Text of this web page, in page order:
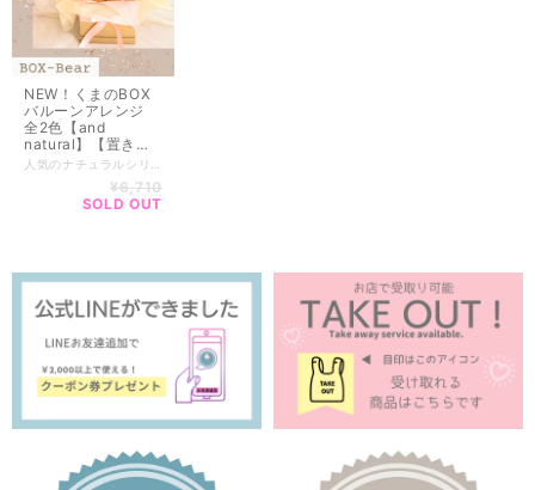
NEW！くまのBOX
バルーンアレンジ
全2色【and
natural】【置き
型】【誕生日祝い】
¥6,710
SOLD OUT